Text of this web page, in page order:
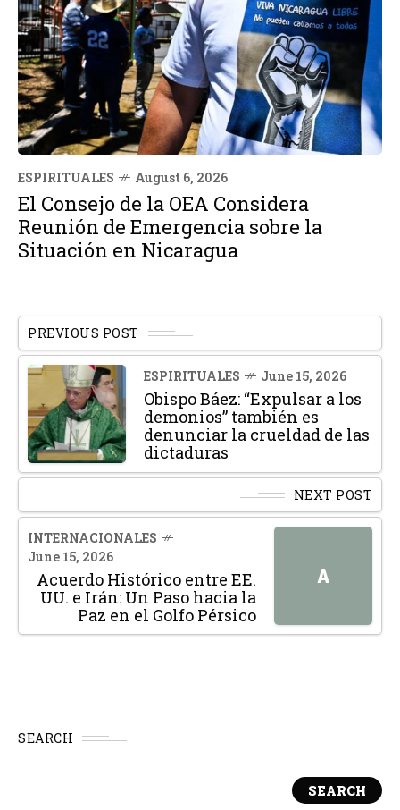
ESPIRITUALES August 6, 2026
El Consejo de la OEA Considera
Reunión de Emergencia sobre la
Situación en Nicaragua
PREVIOUS POST
ESPIRITUALES June 15, 2026
Obispo Báez: “Expulsar a los
demonios” también es
denunciar la crueldad de las
dictaduras
NEXT POST
A
INTERNACIONALES
June 15, 2026
Acuerdo Histórico entre EE.
UU. e Irán: Un Paso hacia la
Paz en el Golfo Pérsico
SEARCH
SEARCH